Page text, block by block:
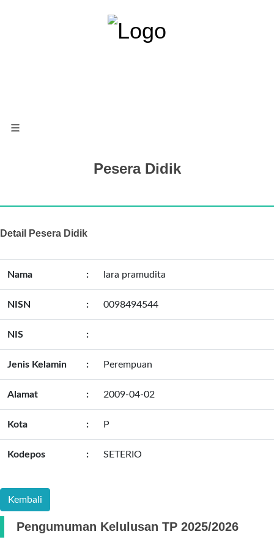
Pesera Didik
Pengumuman Kelulusan TP 2025/2026
Detail Pesera Didik
Nama : lara pramudita
NISN : 0098494544
NIS :
Jenis Kelamin : Perempuan
Alamat : 2009-04-02
Kota : P
Kodepos : SETERIO